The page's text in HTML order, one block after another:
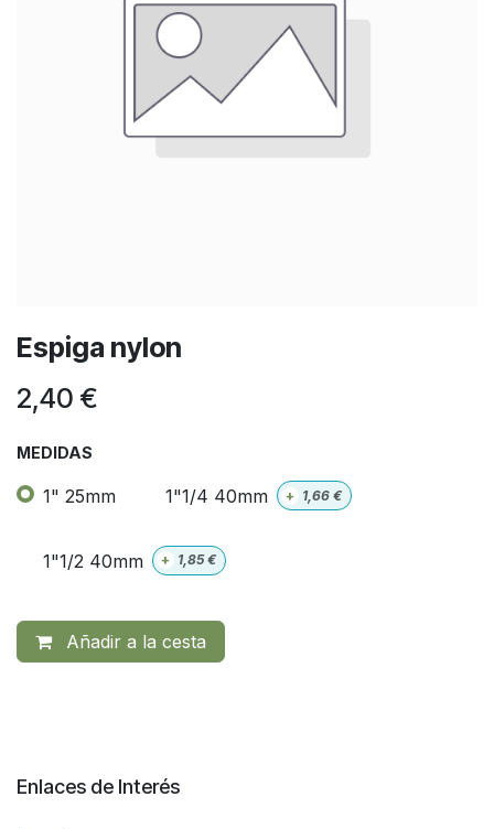
Espiga nylon
2,40 €
MEDIDAS
1" 25mm 1"1/4 40mm + 1,66 €
1"1/2 40mm + 1,85€
Añadir a la cesta
Enlaces de Interés